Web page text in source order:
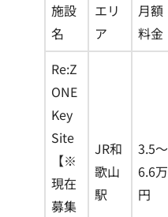
施設
名
エリ
ア
月額
料金
Re:Z
ONE
Key
Site
【※
現在
募集
JR和
歌山
駅
3.5〜
6.6万
円